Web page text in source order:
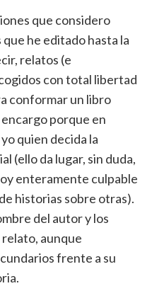
que considero
he editado hasta la
relatos (e
con total libertad
conformar un libro
porque en
quien decida la
(ello da lugar, sin duda,
enteramente culpable
historias sobre otras).
del autor y los
aunque
frente a su